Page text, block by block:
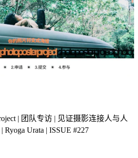
| 团队专访 | 见证摄影连接人与人
Ryoga Urata | ISSUE #227